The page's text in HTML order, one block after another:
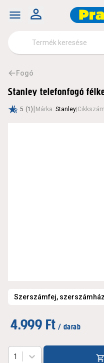
Fogó
Stanley telefonfogó
5 (1)| Márka: Stanley Cikkszám
Szerszámfej,
4.999 Ft / darab
1